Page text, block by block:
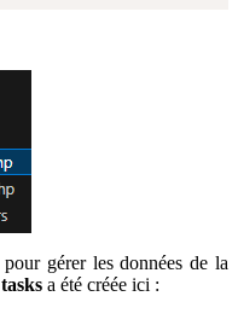
pour gérer les données de la
tasks a été créée ici :